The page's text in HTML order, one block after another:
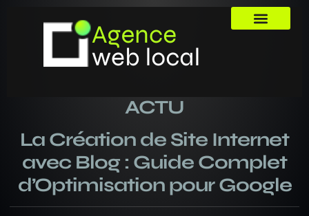
ACTU
La Création de Site Internet
avec Blog : Guide Complet
d’Optimisation pour Google